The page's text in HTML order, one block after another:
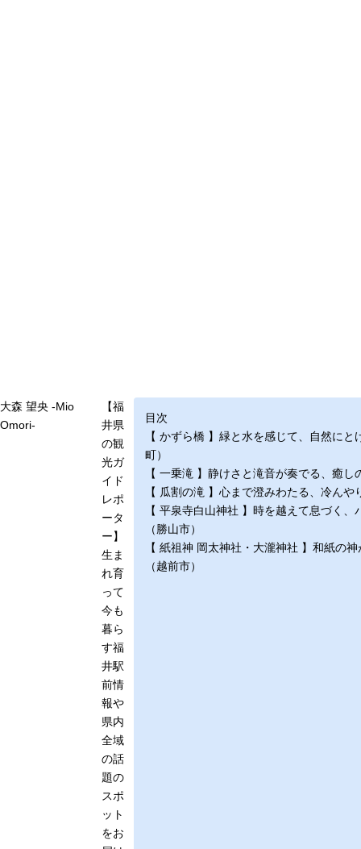
大森 望央 -Mio
Omori-
【福
井県
の観
光ガ
イド
レポ
ータ
ー】
生ま
れ育
って
今も
暮ら
す福
井駅
前情
報や
県内
全域
の話
題の
スポ
ット
をお
目次
【 かずら橋 】緑と水を感じて、自然にと
町）
【 一乗滝 】静けさと滝音が奏でる、癒し
【 瓜割の滝 】心まで澄みわたる、冷んや
【 平泉寺白山神社 】時を越えて息づく、
（勝山市）
【 紙祖神 岡太神社・大瀧神社 】和紙の
（越前市）